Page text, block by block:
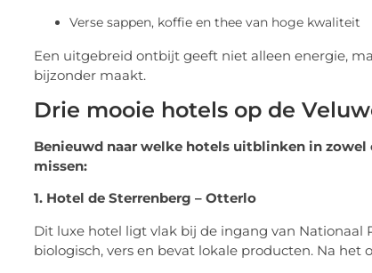
Verse sappen, koffie en thee van hoge kwaliteit
Een uitgebreid ontbijt geeft niet alleen energie,
bijzonder maakt.
Drie mooie hotels op de
Benieuwd naar welke hotels uitblinken in
missen:
1. Hotel de Sterrenberg – Otterlo
Dit luxe hotel ligt vlak bij de ingang van Nationaal
biologisch, vers en bevat lokale producten. Na